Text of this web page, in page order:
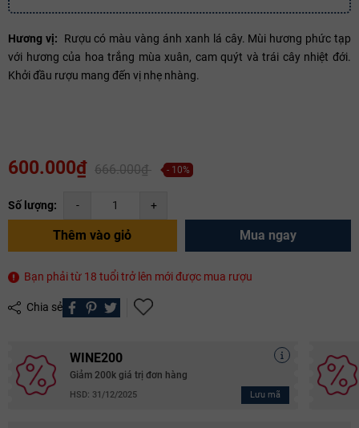
Hương vị:
Rượu có màu vàng ánh xanh lá cây. Mùi hương phức tạp
với hương của hoa trắng mùa xuân, cam quýt và trái cây nhiệt đới.
Khởi đầu rượu mang đến vị nhẹ nhàng.
600.000₫ 666.000₫ - 10%
Số lượng: - +
Thêm vào giỏ Mua ngay
Bạn phải từ 18 tuổi trở lên mới được mua rượu
Chia sẻ
WINE200
Giảm 200k giá trị đơn hàng
HSD: 31/12/2025 Lưu mã